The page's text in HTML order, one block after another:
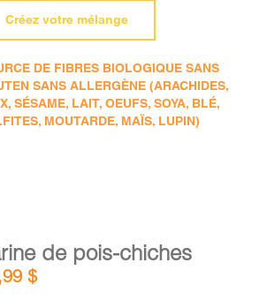
Créez votre mélange
DE FIBRES BIOLOGIQUE SANS
SANS ALLERGÈNE (ARACHIDES,
SÉSAME, LAIT, OEUFS, SOYA, BLÉ,
MOUTARDE, MAÏS, LUPIN)
de pois-chiches
$